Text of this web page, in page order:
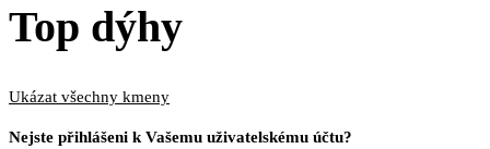
Top dýhy
Ukázat všechny kmeny
Nejste přihlášeni k Vašemu uživatelskému účtu?